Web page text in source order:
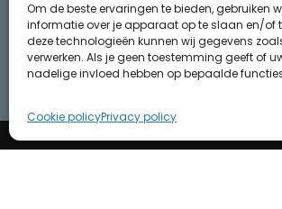
Om de beste ervaringen te bieden, gebruiken
informatie over je apparaat op te slaan en/of
deze technologieën kunnen wij gegevens
verwerken. Als je geen toestemming geeft of
nadelige invloed hebben op bepaalde
Cookie policyPrivacy policy